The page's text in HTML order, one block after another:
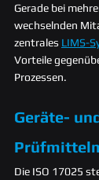
Gerade bei
wechselnden
zentrales LIMS-
Vorteile
Prozessen.
Geräte-
Die ISO 17025